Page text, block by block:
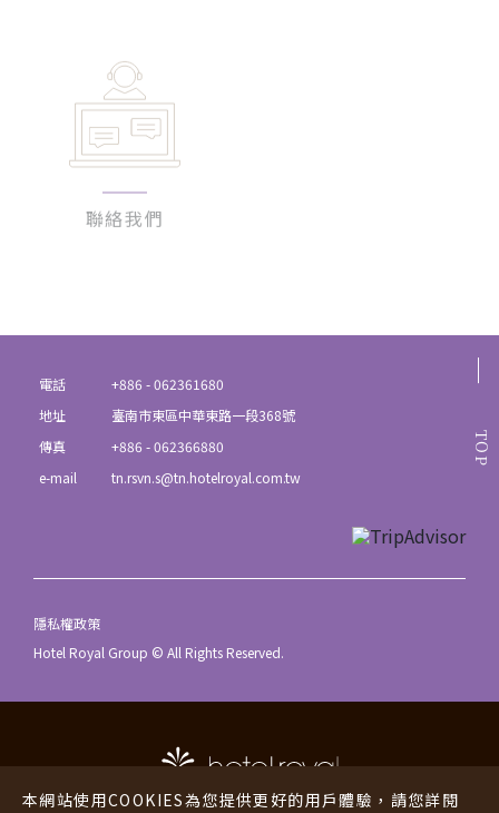
聯絡我們
本網站使用COOKIES為您提供更好的用戶體驗，請您詳閱
TOP
電話
+886 - 062361680
地址
臺南市東區中華東路一段368號
傳真
+886 - 062366880
e-mail
tn.rsvn.s@tn.hotelroyal.com.tw
隱私權政策
Hotel Royal Group © All Rights Reserved.